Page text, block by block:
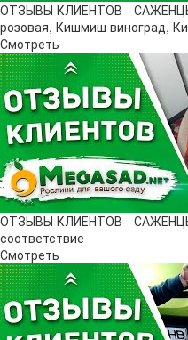
ОТЗЫВЫ КЛИЕНТОВ -
розовая, Кишмиш виноград,
Смотреть
ОТЗЫВЫ КЛИЕНТОВ -
соответствие
Смотреть